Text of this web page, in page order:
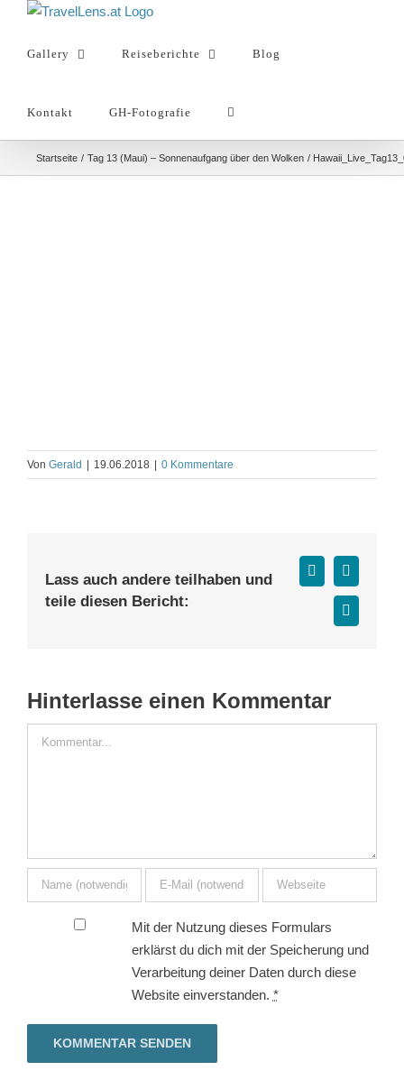
springenGallery Reiseberichte Blog
Kontakt GH-Fotografie
Startseite Tag 13 (Maui) – Sonnenaufgang über den Wolken
Von Gerald | 19.06.2018 | 0 Kommentare
Lass auch andere teilhaben und
teile diesen Bericht:
Facebook
X
E-
Mail
Hinterlasse einen Kommentar
Kommentar
Mit der Nutzung dieses Formulars
erklärst du dich mit der Speicherung und
Verarbeitung deiner Daten durch diese
Website einverstanden. *